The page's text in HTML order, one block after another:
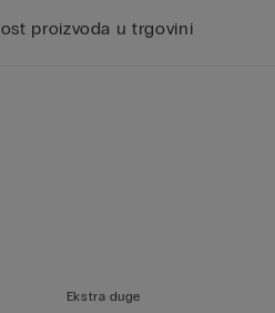
proizvoda u trgovini
Ekstra duge